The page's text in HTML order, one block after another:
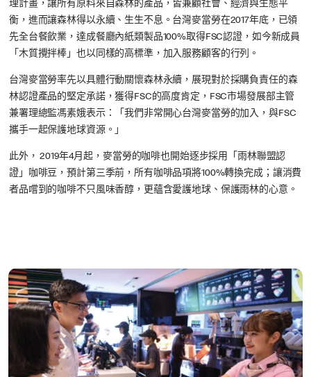
理計畫，讓所有原料來自森林的產品，皆兼顧社會、經濟與生態平
衡，進而讓森林得以永續、生生不息。台灣麥當勞在2017年底，已領
先全台餐飲業，達成餐廳內紙類製品100%取得FSC認證，如今新成員
「木質攪拌棒」也以同樣的高標準，加入服務顧客的行列。
台灣麥當勞率先以具體行動關懷森林永續，展現對於採購負責任的森
林認證產品的堅定承諾，獲得FSC的高度肯定，FSC市場發展部主管
兼署理總監馮素娥表示：「我們非常開心台灣麥當勞的加入，與FSC
攜手一起保護地球資源。」
此外， 2019年4月起，麥當勞的咖啡也開始逐步採用「雨林聯盟認
證」咖啡豆，預計第三季前，所有咖啡品項將100%轉換完成；讓消費
者品嚐到的咖啡不只風味香醇，更蘊含愛護地球、保護雨林的心意。